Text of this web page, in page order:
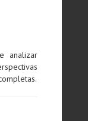
analizar